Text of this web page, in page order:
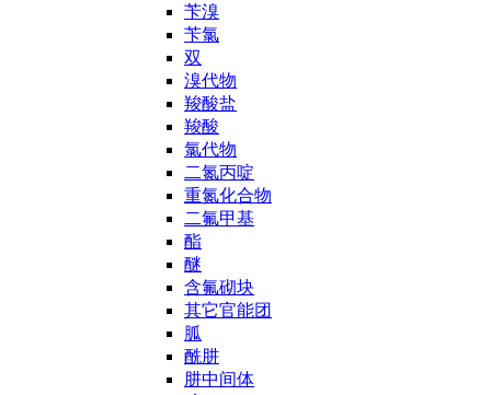
苄溴
苄氯
双
溴代物
羧酸盐
羧酸
氯代物
二氮丙啶
重氮化合物
二氟甲基
酯
醚
含氟砌块
其它官能团
胍
酰肼
肼中间体